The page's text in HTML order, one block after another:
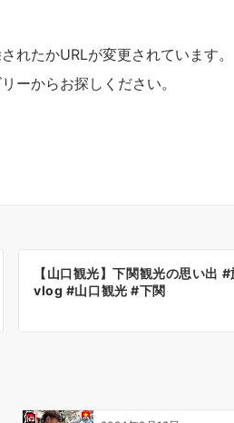
【山口観光】下関観光の思い出
vlog #山口観光 #下関